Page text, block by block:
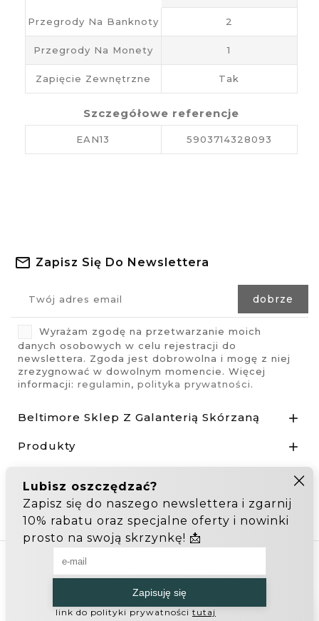
Przegrody Na Banknoty 2
Przegrody Na Monety 1
Zapięcie Zewnętrzne Tak
Szczegółowe referencje
EAN13 5903714328093
Zapisz Się Do Newslettera
Wyrażam zgodę na przetwarzanie moich
danych osobowych w celu rejestracji do
newslettera. Zgoda jest dobrowolna i mogę z niej
zrezygnować w dowolnym momencie. Więcej
informacji: regulamin, polityka prywatności.
Beltimore Sklep Z Galanterią Skórzaną 
Produkty 

Odstąp od umowy tutaj
Zakupy hurtowe: